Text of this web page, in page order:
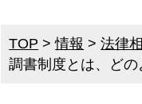
TOP >情報 >法律
調書制度とは、どの